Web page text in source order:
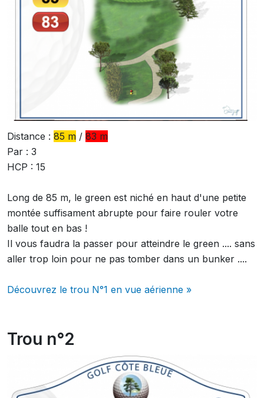
Distance : 85 m / 83 m
Par : 3
HCP : 15
Long de 85 m, le green est niché en haut d'une petite
montée suffisament abrupte pour faire rouler votre
balle tout en bas !
Il vous faudra la passer pour atteindre le green .... sans
aller trop loin pour ne pas tomber dans un bunker ....
Découvrez le trou N°1 en vue aérienne »
Trou n°2